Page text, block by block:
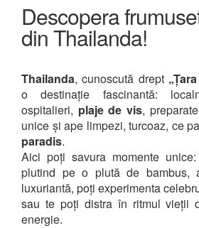
Descopera
din Thailanda!
Thailanda, cunoscută drept
o destinație fascinantă:
ospitalieri, plaje de vis,
unice și ape limpezi, turcoaz, ce
paradis.
Aici poți savura momente
plutind pe o plută de bambus,
luxuriantă, poți experimenta
sau te poți distra în ritmul vieții
energie.